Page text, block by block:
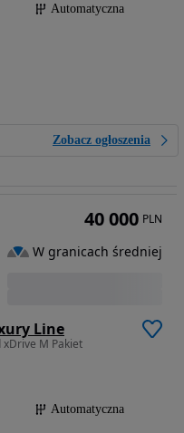
Automatyczna
Zobacz ogłoszenia
Line
xDrive M Pakiet
Automatyczna
40 000 PLN
W granicach średniej